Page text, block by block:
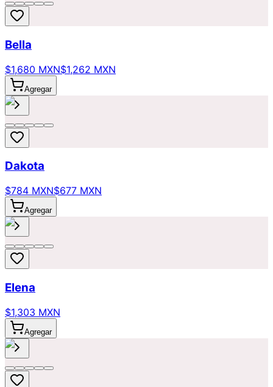
Bella
$1,680 MXN$1,262 MXN
Agregar
Dakota
$784 MXN$677 MXN
Agregar
Elena
$1,303 MXN
Agregar